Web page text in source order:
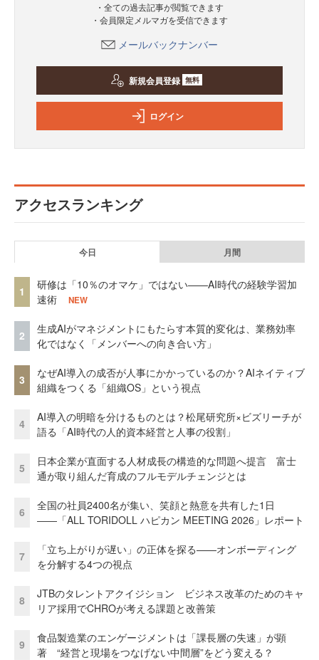
・全ての過去記事が閲覧できます
・会員限定メルマガを受信できます
メールバックナンバー
新規会員登録 無料
ログイン
アクセスランキング
今日 月間
1
研修は「10％のオマケ」ではない——AI時代の経験学習加
速術
NEW
2
生成AIがマネジメントにもたらす本質的変化は、業務効率
化ではなく「メンバーへの向き合い方」
3
なぜAI導入の成否が人事にかかっているのか？AIネイティブ
組織をつくる「組織OS」という視点
4
AI導入の明暗を分けるものとは？松尾研究所×ビズリーチが
語る「AI時代の人的資本経営と人事の役割」
5
日本企業が直面する人材成長の構造的な問題へ提言 富士
通が取り組んだ育成のフルモデルチェンジとは
6
全国の社員2400名が集い、笑顔と熱意を共有した1日
――「ALL TORIDOLL ハピカン MEETING 2026」レポート
7
「立ち上がりが遅い」の正体を探る——オンボーディング
を分解する4つの視点
8
JTBのタレントアクイジション ビジネス改革のためのキャ
リア採用でCHROが考える課題と改善策
9
食品製造業のエンゲージメントは「課長層の失速」が顕
著 “経営と現場をつなげない中間層”をどう変える？